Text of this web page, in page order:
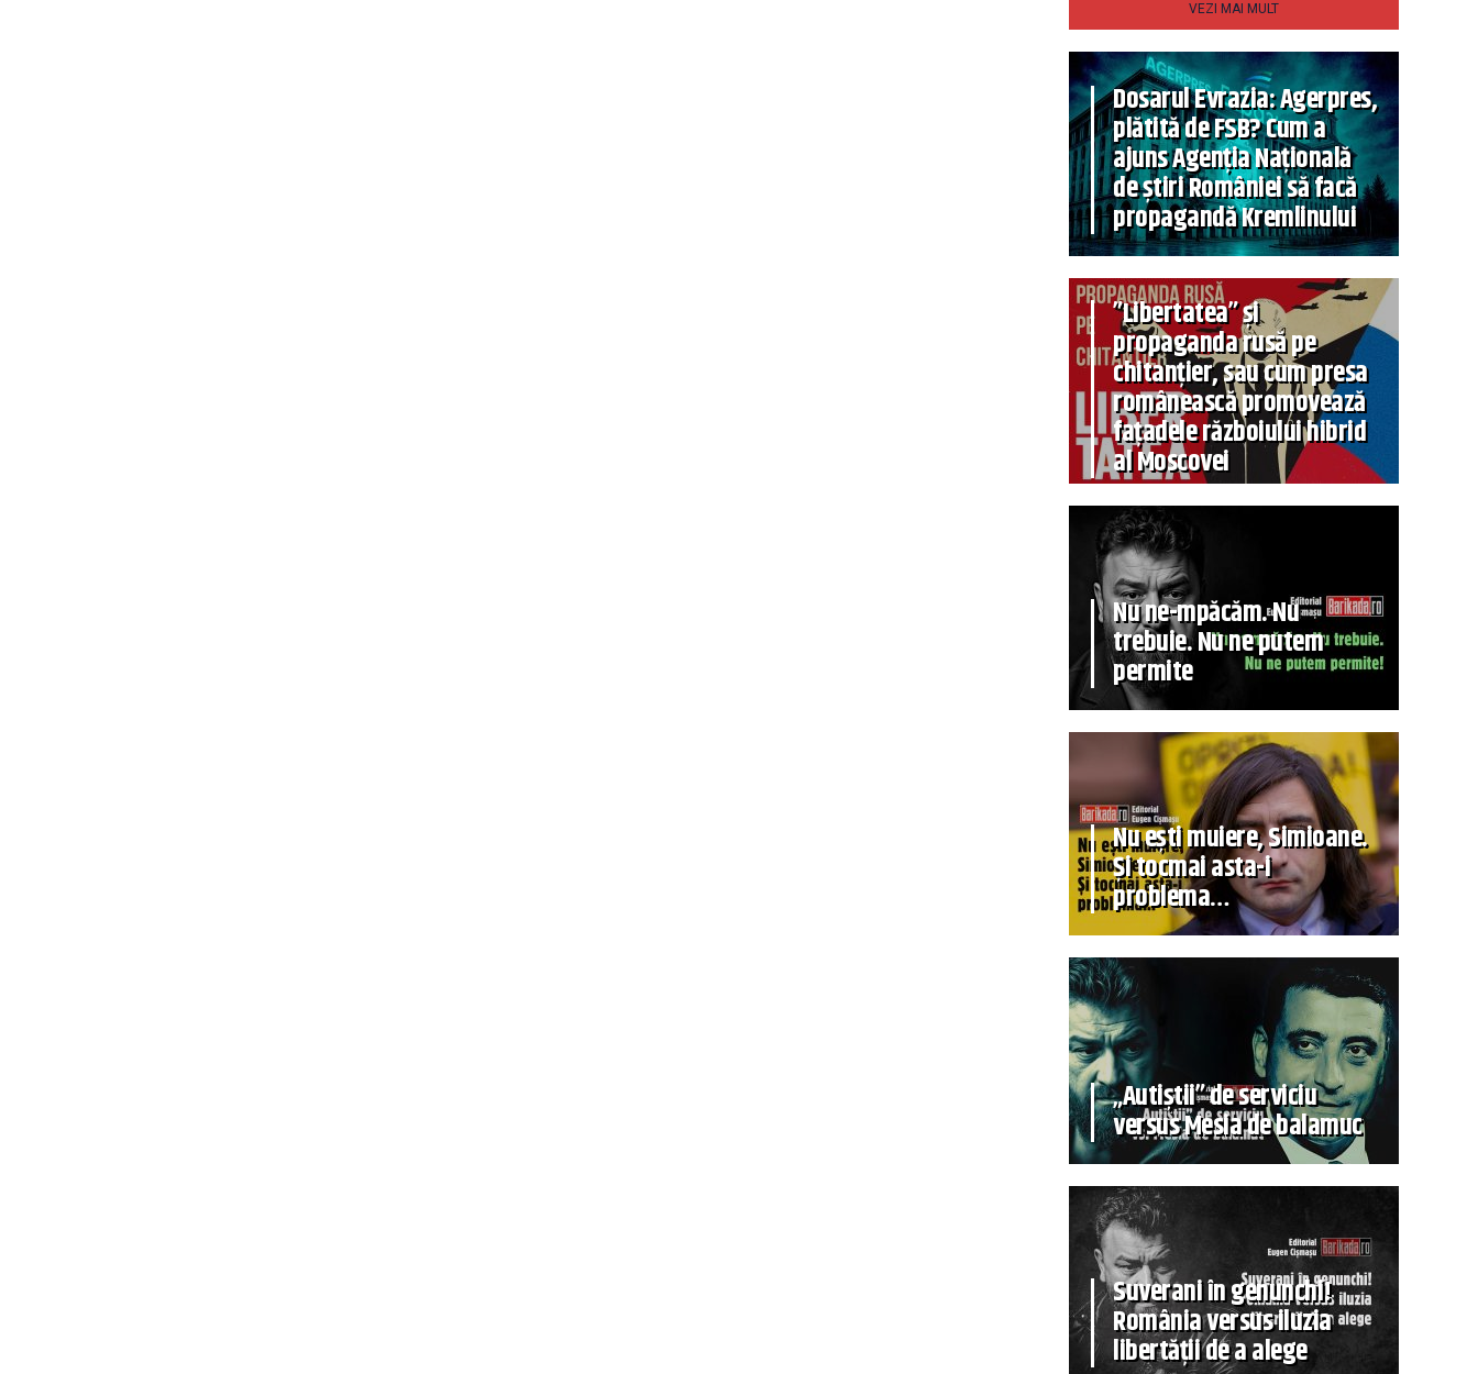
VEZI MAI MULT
Dosarul Evrazia: Agerpres,
plătită de FSB? Cum a
ajuns Agenția Națională
de știri României să facă
propagandă Kremlinului
”Libertatea” și
propaganda rusă pe
chitanțier, sau cum presa
românească promovează
fațadele războiului hibrid
al Moscovei
Nu ne-mpăcăm. Nu
trebuie. Nu ne putem
permite
Nu ești muiere, Simioane.
Și tocmai asta-i
problema…
„Autiștii” de serviciu
versus Mesia de balamuc
Suverani în genunchi!
România versus iluzia
libertății de a alege